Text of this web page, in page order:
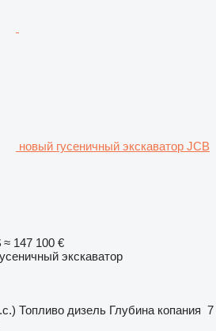
новый гусеничный экскаватор JCB
≈ 147 100 €
экскаватор
Топливо дизель Глубина копания 7